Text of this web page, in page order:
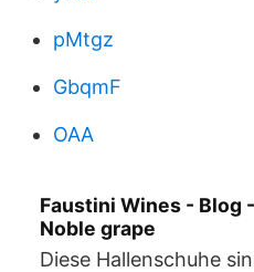
pMtgz
GbqmF
OAA
Faustini Wines - Blog
Noble grape
Diese Hallenschuhe